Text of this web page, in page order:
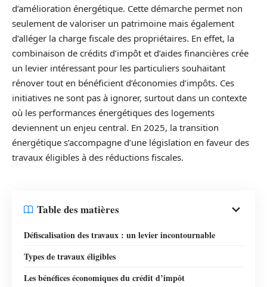
d’amélioration énergétique. Cette démarche permet non
seulement de valoriser un patrimoine mais également
d’alléger la charge fiscale des propriétaires. En effet, la
combinaison de crédits d’impôt et d’aides financières crée
un levier intéressant pour les particuliers souhaitant
rénover tout en bénéficient d’économies d’impôts. Ces
initiatives ne sont pas à ignorer, surtout dans un contexte
où les performances énergétiques des logements
deviennent un enjeu central. En 2025, la transition
énergétique s’accompagne d’une législation en faveur des
travaux éligibles à des réductions fiscales.
Table des matières
Défiscalisation des travaux : un levier incontournable
Types de travaux éligibles
Les bénéfices économiques du crédit d’impôt